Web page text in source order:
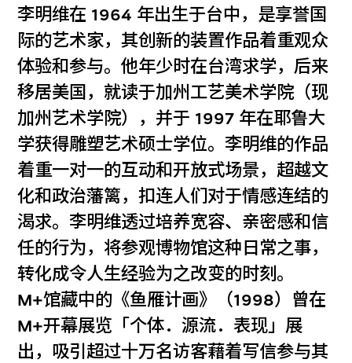
李明维在 1964 年出生于台中，是享誉国
际的艺术家，其创新的装置作品着重观众
体验和参与。他年少时在台湾求学，后来
移居美国，就读于加州工艺美术学院（现
加州艺术学院），并于 1997 年在耶鲁大
学获得雕塑艺术硕士学位。李明维的作品
着重一对一的互动和开放式场景，超越文
化和政治藩篱，扣连人们对于情感连结的
渴求。李明维透过培养宽容、亲密感和信
任的行为，将参观博物馆这种日常之事，
转化成令人生经验为之改变的时刻。
M+馆藏中的《鱼雁计画》（1998）曾在
M+开幕展览「个体．源流．表现」展
出，吸引超过十万名访客藉着写信参与其